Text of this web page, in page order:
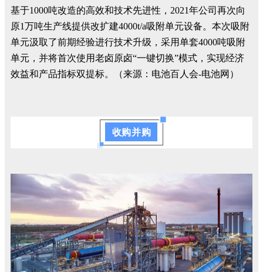
基于1000吨改造的高效和技术先进性，2021年公司再次向
原1万吨生产线提供改扩建4000t/a吸附单元设备。本次吸附
单元汲取了前期经验进行技术升级，采用单套4000吨吸附
单元，并将首次使用老卤原卤“一键切换”模式，实现经济
效益和产品指标双提标。（来源：电池百人会-电池网）
收购并购